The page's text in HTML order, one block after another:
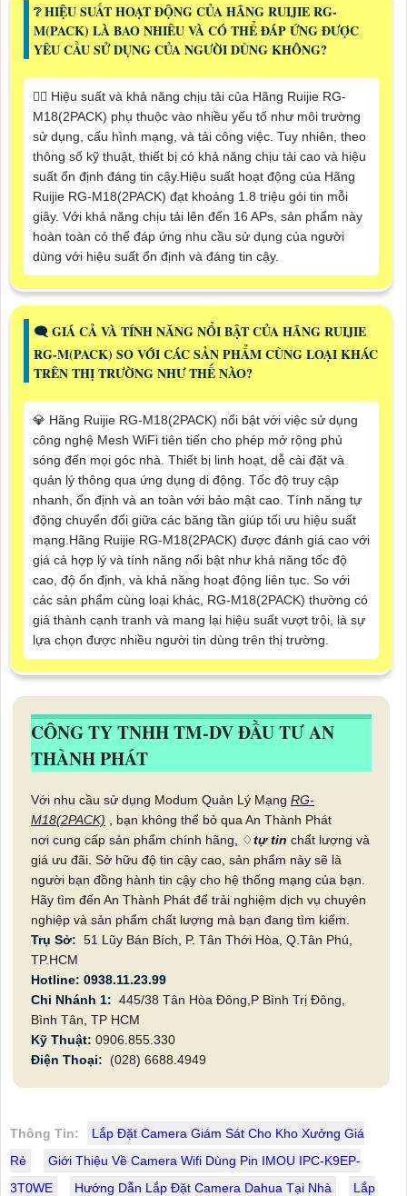
❔ HIỆU SUẤT HOẠT ĐỘNG CỦA HÃNG RUIJIE RG-
M(PACK) LÀ BAO NHIÊU VÀ CÓ THỂ ĐÁP ỨNG ĐƯỢC
YÊU CẦU SỬ DỤNG CỦA NGƯỜI DÙNG KHÔNG?
🙆‍♀️ Hiệu suất và khả năng chịu tải của Hãng Ruijie RG-
M18(2PACK) phụ thuộc vào nhiều yếu tố như môi trường
sử dụng, cấu hình mạng, và tải công việc. Tuy nhiên, theo
thông số kỹ thuật, thiết bị có khả năng chịu tải cao và hiệu
suất ổn định đáng tin cậy.Hiệu suất hoạt động của Hãng
Ruijie RG-M18(2PACK) đạt khoảng 1.8 triệu gói tin mỗi
giây. Với khả năng chịu tải lên đến 16 APs, sản phẩm này
hoàn toàn có thể đáp ứng nhu cầu sử dụng của người
dùng với hiệu suất ổn định và đáng tin cậy.
🗨️ GIÁ CẢ VÀ TÍNH NĂNG NỔI BẬT CỦA HÃNG RUIJIE
RG-M(PACK) SO VỚI CÁC SẢN PHẨM CÙNG LOẠI KHÁC
TRÊN THỊ TRƯỜNG NHƯ THẾ NÀO?
💎 Hãng Ruijie RG-M18(2PACK) nổi bật với việc sử dụng
công nghệ Mesh WiFi tiên tiến cho phép mở rộng phủ
sóng đến mọi góc nhà. Thiết bị linh hoạt, dễ cài đặt và
quản lý thông qua ứng dụng di động. Tốc độ truy cập
nhanh, ổn định và an toàn với bảo mật cao. Tính năng tự
động chuyển đổi giữa các băng tần giúp tối ưu hiệu suất
mạng.Hãng Ruijie RG-M18(2PACK) được đánh giá cao với
giá cả hợp lý và tính năng nổi bật như khả năng tốc độ
cao, độ ổn định, và khả năng hoạt động liên tục. So với
các sản phẩm cùng loại khác, RG-M18(2PACK) thường có
giá thành cạnh tranh và mang lại hiệu suất vượt trội, là sự
lựa chọn được nhiều người tin dùng trên thị trường.
CÔNG TY TNHH TM-DV ĐẦU TƯ AN
THÀNH PHÁT
Với nhu cầu sử dụng Modum Quản Lý Mạng RG-
M18(2PACK) , bạn không thể bỏ qua An Thành Phát
nơi cung cấp sản phẩm chính hãng, ♢tự tin chất lượng và
giá ưu đãi. Sở hữu độ tin cậy cao, sản phẩm này sẽ là
người bạn đồng hành tin cậy cho hệ thống mạng của bạn.
Hãy tìm đến An Thành Phát để trải nghiệm dịch vụ chuyên
nghiệp và sản phẩm chất lượng mà bạn đang tìm kiếm.
Trụ Sở: 51 Lũy Bán Bích, P. Tân Thới Hòa, Q.Tân Phú,
TP.HCM
Hotline: 0938.11.23.99
Chi Nhánh 1: 445/38 Tân Hòa Đông,P Bình Trị Đông,
Bình Tân, TP HCM
Kỹ Thuật: 0906.855.330
Điện Thoại:
(028) 6688.4949
Thông Tin:
Lắp Đặt Camera Giám Sát Cho Kho Xưởng Giá
Rẻ
Giới Thiệu Về Camera Wifi Dùng Pin IMOU IPC-K9EP-
3T0WE
Hướng Dẫn Lắp Đặt Camera Dahua Tại Nhà Lắp